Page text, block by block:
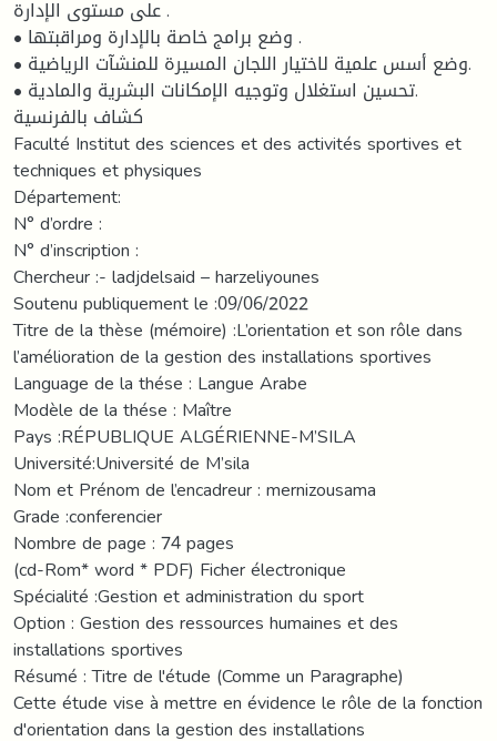
على مستوى الإدارة .
• وضع برامج خاصة بالإدارة ومراقبتها .
• وضع أسس علمية لاختيار اللجان المسيرة للمنشآت الرياضية.
• تحسين استغلال وتوجيه الإمكانات البشرية والمادية.
كشاف بالفرنسية
Faculté Institut des sciences et des activités sportives et
techniques et physiques
Département:
N° d’ordre :
N° d’inscription :
Chercheur :- ladjdelsaid – harzeliyounes
Soutenu publiquement le :09/06/2022
Titre de la thèse (mémoire) :L’orientation et son rôle dans
l’amélioration de la gestion des installations sportives
Language de la thése : Langue Arabe
Modèle de la thése : Maître
Pays :RÉPUBLIQUE ALGÉRIENNE-M’SILA
Université:Université de M’sila
Nom et Prénom de l’encadreur : mernizousama
Grade :conferencier
Nombre de page : 74 pages
(cd-Rom* word * PDF) Ficher électronique
Spécialité :Gestion et administration du sport
Option : Gestion des ressources humaines et des
installations sportives
Résumé : Titre de l'étude (Comme un Paragraphe)
Cette étude vise à mettre en évidence le rôle de la fonction
d'orientation dans la gestion des installations